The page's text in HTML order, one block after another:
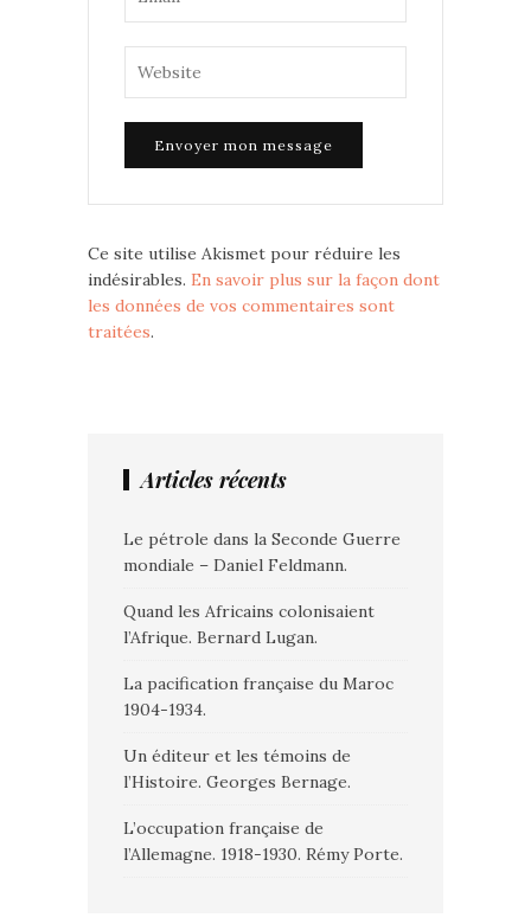
Ce site utilise Akismet pour réduire les
indésirables. En savoir plus sur la façon dont
les données de vos commentaires sont
traitées.
Articles récents
Le pétrole dans la Seconde Guerre
mondiale – Daniel Feldmann.
Quand les Africains colonisaient
l’Afrique. Bernard Lugan.
La pacification française du Maroc
1904-1934.
Un éditeur et les témoins de
l’Histoire. Georges Bernage.
L’occupation française de
l’Allemagne. 1918-1930. Rémy Porte.